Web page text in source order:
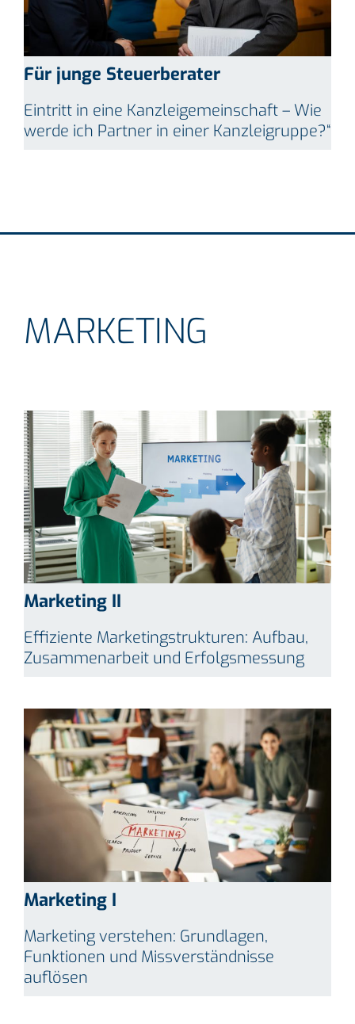
Für junge Steuerberater
Eintritt in eine Kanzleigemeinschaft – Wie
werde ich Partner in einer Kanzleigruppe?“
MARKETING
Marketing II
Effiziente Marketingstrukturen: Aufbau,
Zusammenarbeit und Erfolgsmessung
Marketing I
Marketing verstehen: Grundlagen,
Funktionen und Missverständnisse
auflösen